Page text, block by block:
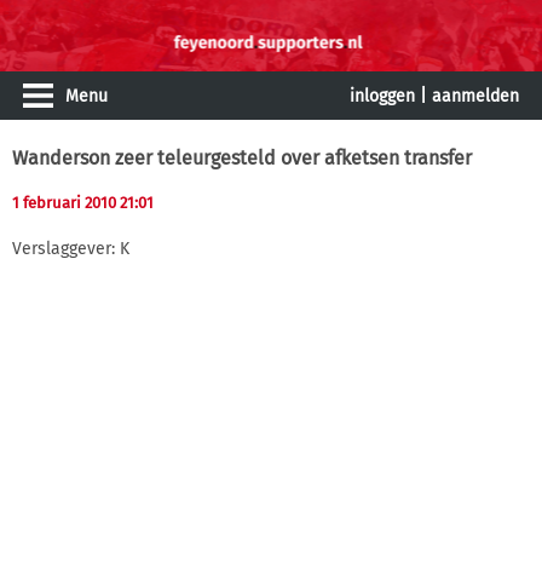
Menu inloggen aanmelden
Wanderson zeer teleurgesteld over afketsen transfer
1 februari 2010 21:01
Verslaggever: K